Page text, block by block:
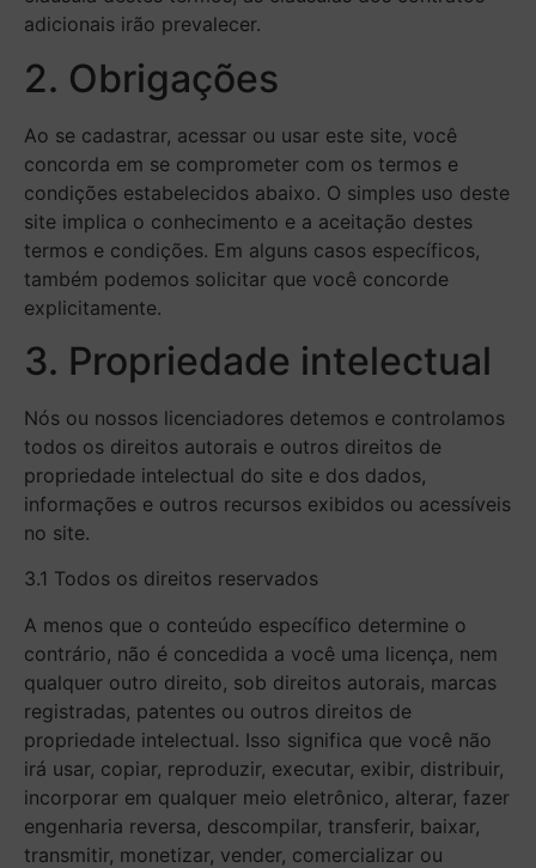
adicionais irão prevalecer.
2. Obrigações
Ao se cadastrar, acessar ou usar este site, você
concorda em se comprometer com os termos e
condições estabelecidos abaixo. O simples uso deste
site implica o conhecimento e a aceitação destes
termos e condições. Em alguns casos específicos,
também podemos solicitar que você concorde
explicitamente.
3. Propriedade intelectual
Nós ou nossos licenciadores detemos e controlamos
todos os direitos autorais e outros direitos de
propriedade intelectual do site e dos dados,
informações e outros recursos exibidos ou acessíveis
no site.
3.1 Todos os direitos reservados
A menos que o conteúdo específico determine o
contrário, não é concedida a você uma licença, nem
qualquer outro direito, sob direitos autorais, marcas
registradas, patentes ou outros direitos de
propriedade intelectual. Isso significa que você não
irá usar, copiar, reproduzir, executar, exibir, distribuir,
incorporar em qualquer meio eletrônico, alterar, fazer
engenharia reversa, descompilar, transferir, baixar,
transmitir, monetizar, vender, comercializar ou